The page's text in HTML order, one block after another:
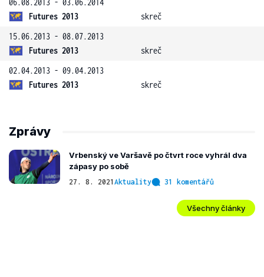
06.08.2013 - 03.06.2014
Futures 2013
skreč
15.06.2013 - 08.07.2013
Futures 2013
skreč
02.04.2013 - 09.04.2013
Futures 2013
skreč
Zprávy
Vrbenský ve Varšavě po čtvrt roce vyhrál dva
zápasy po sobě
27. 8. 2021Aktuality 31 komentářů
Všechny články